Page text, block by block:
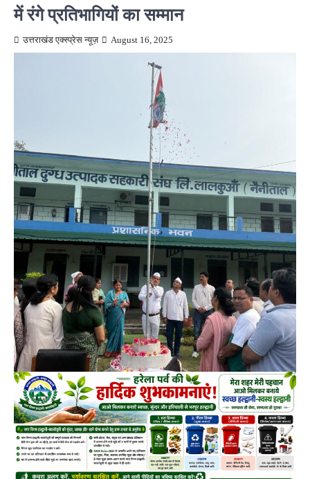
में रंगे प्रतिभागियों का सम्मान
उत्तराखंड एक्स्प्रेस न्यूज़ August 16, 2025